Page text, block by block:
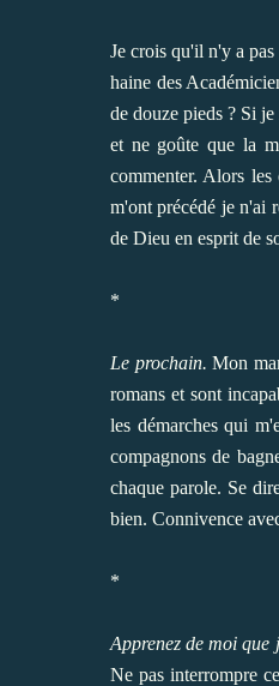
Je crois qu'il n'y a
haine des
de douze pieds ? Si
et ne goûte que la
commenter. Alors
m'ont précédé je n'ai
de Dieu en esprit de
*
Le prochain. Mon
romans et sont
les démarches qui
compagnons de
chaque parole. Se
bien. Connivence
*
Apprenez de moi que
Ne pas interrompre